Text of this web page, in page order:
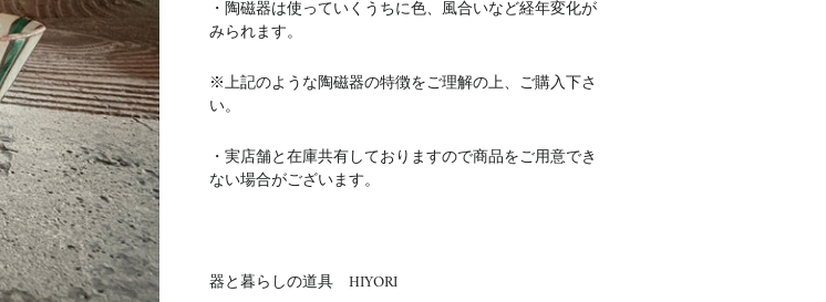
・ 陶磁器は使っていくうちに色、風合いなど経年変化が
みられます。
※上記のような陶磁器の特徴をご理解の上、ご購入下さ
い。
・実店舗と在庫共有しておりますので商品をご用意でき
ない場合がございます。
器と暮らしの道具 HIYORI